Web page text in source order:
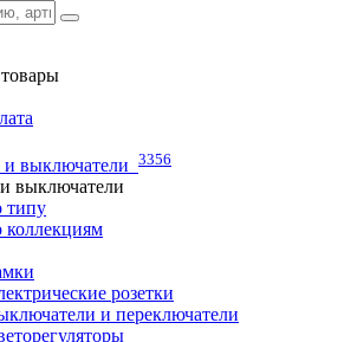
и выключатели 3356
выключатели
типу
коллекциям
розетки
и переключатели